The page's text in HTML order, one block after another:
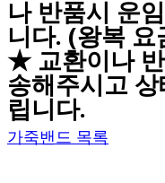
나 반품시 운
니다. (왕복 요
★ 교환이나
송해주시고
립니다.
가죽밴드 목록